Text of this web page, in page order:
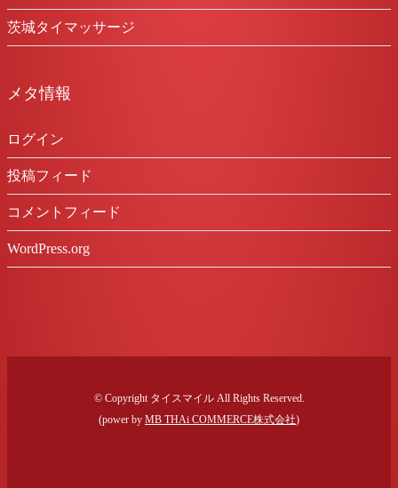
茨城タイマッサージ
メタ情報
ログイン
投稿フィード
コメントフィード
WordPress.org
© Copyright タイスマイル All Rights Reserved.
(power by MB THAi COMMERCE株式会社)